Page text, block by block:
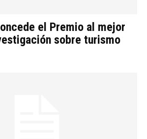
el Premio al mejor
sobre turismo